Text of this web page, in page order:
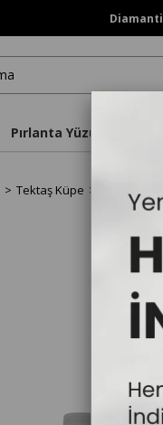
Pırlanta Yüzükler
Tektaş Küpe G Renk